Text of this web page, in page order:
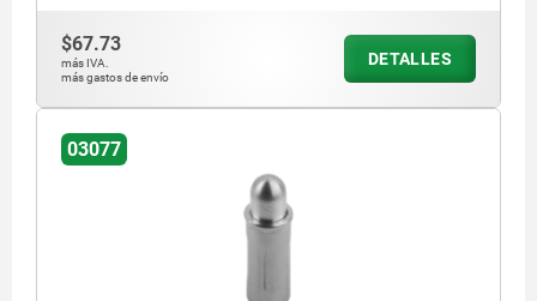
$67.73
más IVA.
más gastos de envío
DETALLES
03077